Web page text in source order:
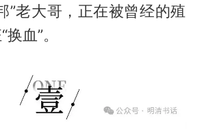
”老大哥，正在被曾经的殖
血”。